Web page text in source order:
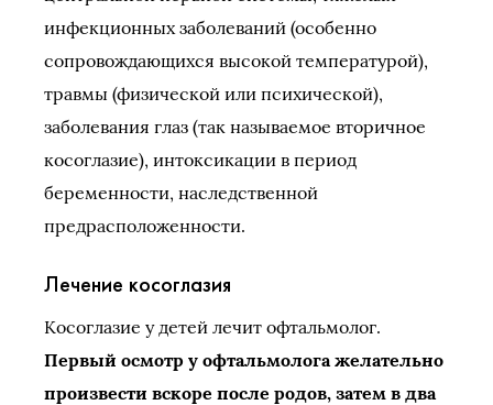
инфекционных заболеваний (особенно
сопровождающихся высокой температурой),
травмы (физической или психической),
заболевания глаз (так называемое вторичное
косоглазие), интоксикации в период
беременности, наследственной
предрасположенности.
Лечение косоглазия
Косоглазие у детей лечит офтальмолог.
Первый осмотр у офтальмолога желательно
произвести вскоре после родов, затем в два